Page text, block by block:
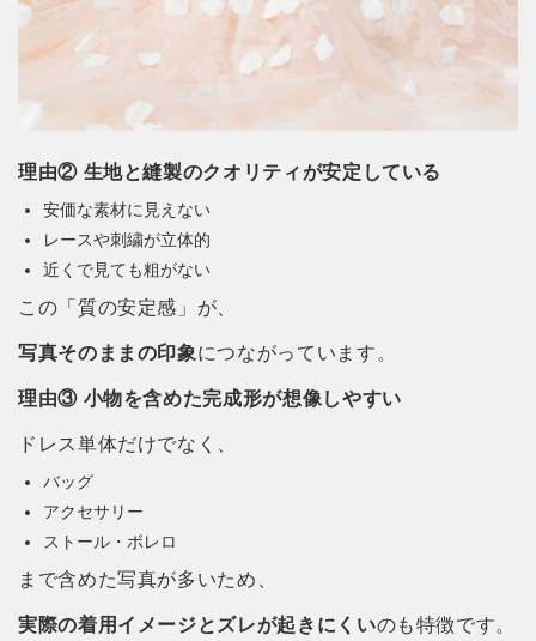
理由② 生地と縫製のクオリティが安定している
安価な素材に見えない
レースや刺繍が立体的
近くで見ても粗がない
この「質の安定感」が、
写真そのままの印象につながっています。
理由③ 小物を含めた完成形が想像しやすい
ドレス単体だけでなく、
バッグ
アクセサリー
ストール・ボレロ
まで含めた写真が多いため、
実際の着用イメージとズレが起きにくいのも特徴です。